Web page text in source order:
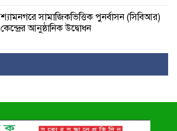
শ্যামনগরে সামাজিকভিত্তিক পুনর্বাসন (সিবিআর)
কেন্দ্রের আনুষ্ঠানিক উদ্বোধন